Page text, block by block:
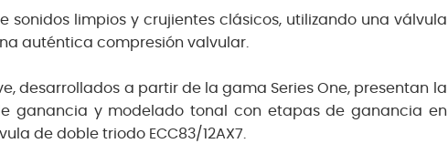
sonidos limpios y crujientes clásicos, utilizando una válvula
auténtica compresión valvular.
desarrollados a partir de la gama Series One, presentan la
ganancia y modelado tonal con etapas de ganancia en
de doble triodo ECC83/12AX7.